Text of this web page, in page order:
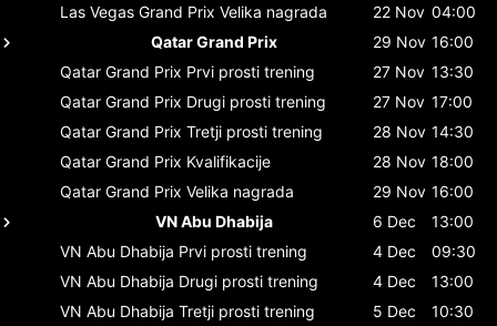
Las Vegas Grand Prix Velika nagrada 22 Nov 04:00
Qatar Grand Prix
29 Nov 16:00
Qatar Grand Prix Prvi prosti trening 27 Nov 13:30
Qatar Grand Prix Drugi prosti trening 27 Nov 17:00
Qatar Grand Prix Tretji prosti trening 28 Nov 14:30
Qatar Grand Prix Kvalifikacije 28 Nov 18:00
Qatar Grand Prix Velika nagrada 29 Nov 16:00
VN Abu Dhabija
6 Dec
13:00
VN Abu Dhabija Prvi prosti trening 4 Dec
09:30
VN Abu Dhabija Drugi prosti trening 4 Dec
13:00
VN Abu Dhabija Tretji prosti trening 5 Dec
10:30